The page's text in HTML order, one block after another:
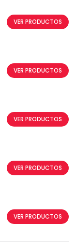
VER PRODUCTOS
VER PRODUCTOS
VER PRODUCTOS
VER PRODUCTOS
VER PRODUCTOS